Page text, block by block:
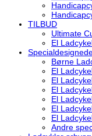
TILBUD
Ultimate
El
Børne
El
El
El
El
El
El
Andre